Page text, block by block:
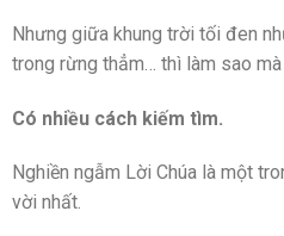
Nhưng giữa khung trời tối đen
trong rừng thẳm… thì làm sao
Có nhiều cách kiếm tìm.
Nghiền ngẫm Lời Chúa là một
vời nhất.